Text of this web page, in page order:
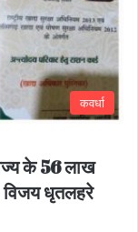
कवर्धा
के 56 लाख
विजय धृतलहरे